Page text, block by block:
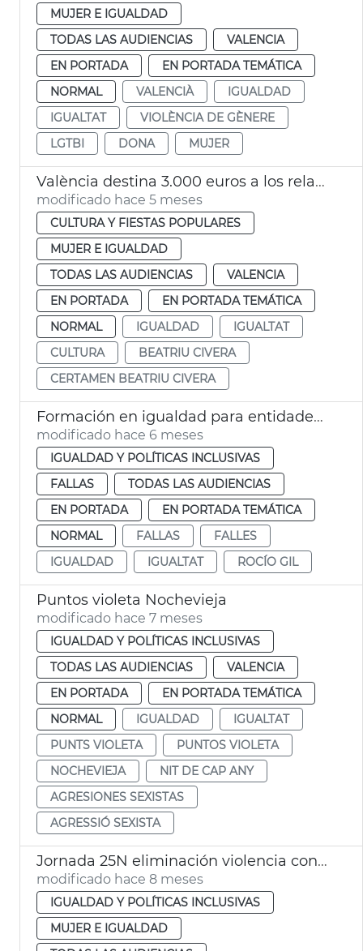
MUJER E IGUALDAD
TODAS LAS AUDIENCIAS
VALENCIA
EN PORTADA
EN PORTADA TEMÁTICA
NORMAL
VALENCIÀ
IGUALDAD
IGUALTAT
VIOLÈNCIA DE GÈNERE
LGTBI
DONA MUJER
València destina 3.000 euros a los relatos premiados en el X Certamen 'Beatriu Civera' 2026
modificado hace 5 meses
CULTURA Y FIESTAS POPULARES
MUJER E IGUALDAD
TODAS LAS AUDIENCIAS
VALENCIA
EN PORTADA
EN PORTADA TEMÁTICA
NORMAL
IGUALDAD
IGUALTAT
CULTURA
BEATRIU CIVERA
CERTAMEN BEATRIU CIVERA
Formación en igualdad para entidades festivas València
modificado hace 6 meses
IGUALDAD Y POLÍTICAS INCLUSIVAS
FALLAS
TODAS LAS AUDIENCIAS
EN PORTADA
EN PORTADA TEMÁTICA
NORMAL
FALLAS
FALLES
IGUALDAD
IGUALTAT ROCÍO GIL
Puntos violeta Nochevieja
modificado hace 7 meses
IGUALDAD Y POLÍTICAS INCLUSIVAS
TODAS LAS AUDIENCIAS
VALENCIA
EN PORTADA
EN PORTADA TEMÁTICA
NORMAL
IGUALDAD
IGUALTAT
PUNTS VIOLETA
PUNTOS VIOLETA
NOCHEVIEJA
NIT DE CAP ANY
AGRESIONES SEXISTAS
AGRESSIÓ SEXISTA
Jornada 25N eliminación violencia contra las mujeres
modificado hace 8 meses
IGUALDAD Y POLÍTICAS INCLUSIVAS
MUJER E IGUALDAD